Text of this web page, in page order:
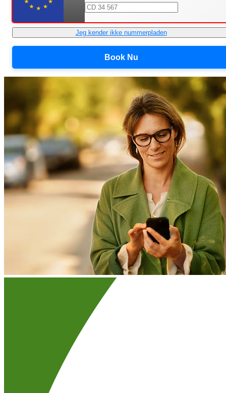
Jeg kender ikke nummerpladen
Book Nu